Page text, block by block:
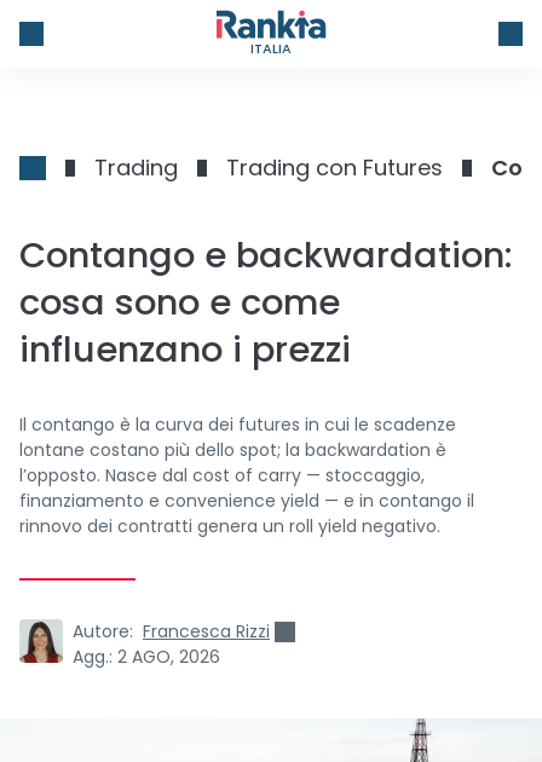
ITALIA
Trading Trading con Futures
Contango e backwardation:
cosa sono e come
influenzano i prezzi
Il contango è la curva dei futures in cui le scadenze
lontane costano più dello spot; la backwardation è
l’opposto. Nasce dal cost of carry — stoccaggio,
finanziamento e convenience yield — e in contango il
rinnovo dei contratti genera un roll yield negativo.
Autore: Francesca Rizzi
Agg.: 2 AGO, 2026